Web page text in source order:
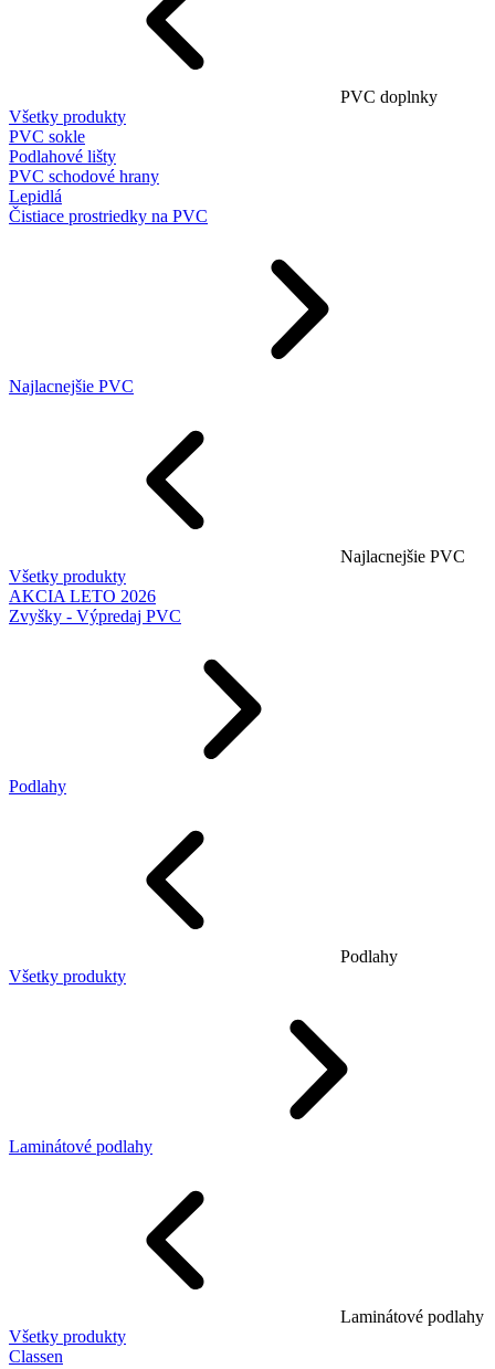
PVC doplnky
Všetky produkty
PVC sokle
Podlahové lišty
PVC schodové hrany
Lepidlá
Čistiace prostriedky na PVC
Najlacnejšie PVC
Najlacnejšie PVC
Všetky produkty
AKCIA LETO 2026
Zvyšky - Výpredaj PVC
Podlahy
Podlahy
Všetky produkty
Laminátové podlahy
Laminátové podlahy
Všetky produkty
Classen